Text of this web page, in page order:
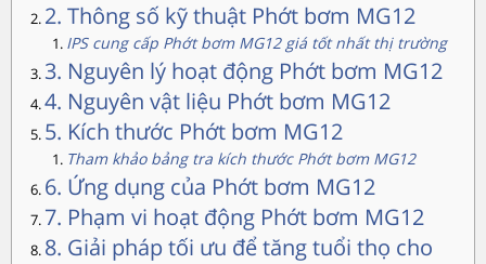
2. Thông số kỹ thuật Phớt bơm MG12
IPS cung cấp Phớt bơm MG12 giá tốt nhất thị trường
3. Nguyên lý hoạt động Phớt bơm MG12
4. Nguyên vật liệu Phớt bơm MG12
5. Kích thước Phớt bơm MG12
Tham khảo bảng tra kích thước Phớt bơm MG12
6. Ứng dụng của Phớt bơm MG12
7. Phạm vi hoạt động Phớt bơm MG12
8. Giải pháp tối ưu để tăng tuổi thọ cho